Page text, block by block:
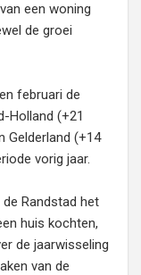
een woning
de groei
februari de
Holland (+21
Gelderland (+14
vorig jaar.
Randstad het
huis kochten,
de jaarwisseling
van de